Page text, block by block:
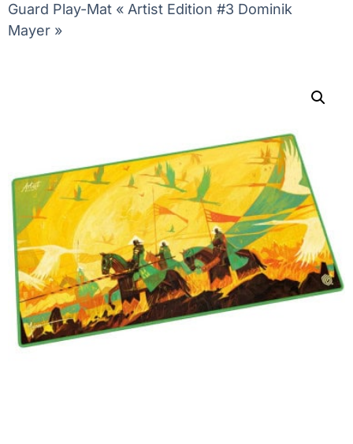
Guard Play-Mat « Artist Edition #3 Dominik
Mayer »